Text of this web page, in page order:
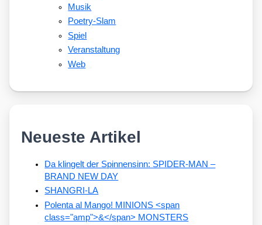
Musik
Poetry-Slam
Spiel
Veranstaltung
Web
Neueste Artikel
Da klingelt der Spinnensinn: SPIDER-MAN –
BRAND NEW DAY
SHANGRI-LA
Polenta al Mango! MINIONS <span
class="amp">&</span> MONSTERS